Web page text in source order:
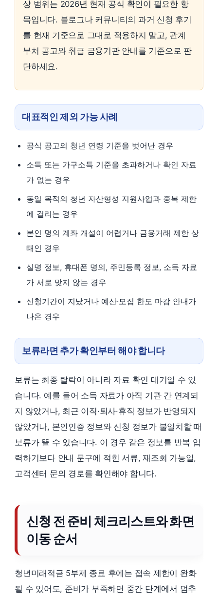
상 범위는 2026년 현재 공식 확인이 필요한 항
목입니다. 블로그나 커뮤니티의 과거 신청 후기
를 현재 기준으로 그대로 적용하지 말고, 관계
부처 공고와 취급 금융기관 안내를 기준으로 판
단하세요.
대표적인 제외 가능 사례
공식 공고의 청년 연령 기준을 벗어난 경우
소득 또는 가구소득 기준을 초과하거나 확인 자료
가 없는 경우
동일 목적의 청년 자산형성 지원사업과 중복 제한
에 걸리는 경우
본인 명의 계좌 개설이 어렵거나 금융거래 제한 상
태인 경우
실명 정보, 휴대폰 명의, 주민등록 정보, 소득 자료
가 서로 맞지 않는 경우
신청기간이 지났거나 예산·모집 한도 마감 안내가
나온 경우
보류라면 추가 확인부터 해야 합니다
보류는 최종 탈락이 아니라 자료 확인 대기일 수 있
습니다. 예를 들어 소득 자료가 아직 기관 간 연계되
지 않았거나, 최근 이직·퇴사·휴직 정보가 반영되지
않았거나, 본인인증 정보와 신청 정보가 불일치할 때
보류가 뜰 수 있습니다. 이 경우 같은 정보를 반복 입
력하기보다 안내 문구에 적힌 서류, 재조회 가능일,
고객센터 문의 경로를 확인해야 합니다.
신청 전 준비 체크리스트와 화면
이동 순서
청년미래적금 5부제 종료 후에는 접속 제한이 완화
될 수 있어도, 준비가 부족하면 중간 단계에서 멈추